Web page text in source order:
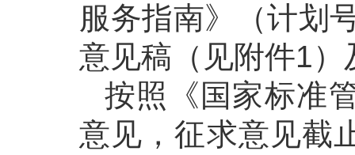
服务指南》（计划
意见稿（见附件1
按照《国家标准
意见，征求意见截